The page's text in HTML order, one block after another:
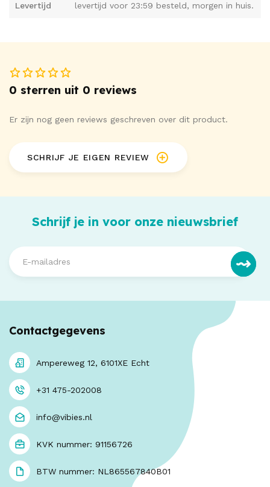
Levertijd levertijd voor 23:59 besteld, morgen in huis.
0 sterren uit 0 reviews
Er zijn nog geen reviews geschreven over dit product.
SCHRIJF JE EIGEN REVIEW
Schrijf je in voor onze nieuwsbrief
Contactgegevens
Ampereweg 12, 6101XE Echt
+31 475-202008
info@vibies.nl
KVK nummer: 91156726
BTW nummer: NL865567840B01